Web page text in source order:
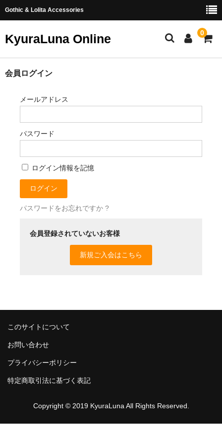
Gothic & Lolita Accessories
KyuraLuna Online 0
ホーム
リング
イヤリング・ピアス
お問い合わせ
会員ログイン
メールアドレス
パスワード
ログイン情報を記憶
パスワードをお忘れですか ?
会員登録されていないお客様
新規ご入会はこちら
このサイトについて
お問い合わせ
プライバシーポリシー
特定商取引法に基づく表記
Copyright © 2019 KyuraLuna All Rights Reserved.